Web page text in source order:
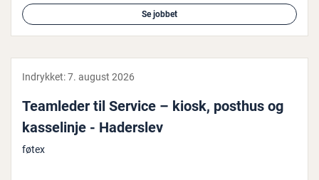
Se jobbet
Indrykket:7. august 2026
Teamleder til Service – kiosk, posthus og
kas­se­linje - Haderslev
føtex